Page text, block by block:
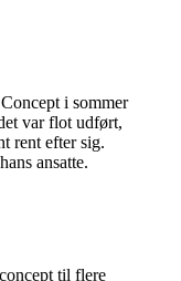
i sommer
var flot udført,
rent efter sig.
ansatte.
til flere